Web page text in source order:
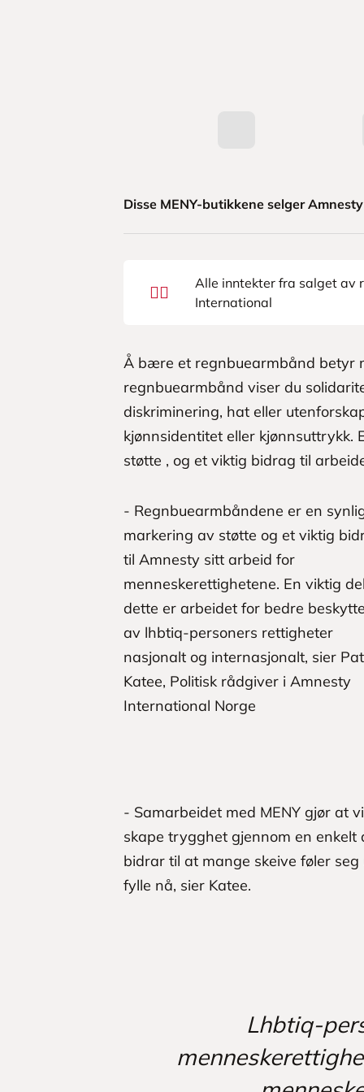
Disse MENY-butikkene selger
🏳️‍🌈
Alle inntekter fra salget av
International
Å bære et regnbuearmbånd betyr
regnbuearmbånd viser du
diskriminering, hat eller
kjønnsidentitet eller
støtte , og et viktig bidrag til
- Regnbuearmbåndene er en
markering av støtte og et viktig
til Amnesty sitt arbeid for
menneskerettighetene. En viktig
dette er arbeidet for bedre
av lhbtiq-personers rettigheter
nasjonalt og internasjonalt, sier
Katee, Politisk rådgiver i Amnesty
International Norge
- Samarbeidet med MENY gjør at
skape trygghet gjennom en
bidrar til at mange skeive føler
fylle nå, sier Katee.
Lhbtiq-